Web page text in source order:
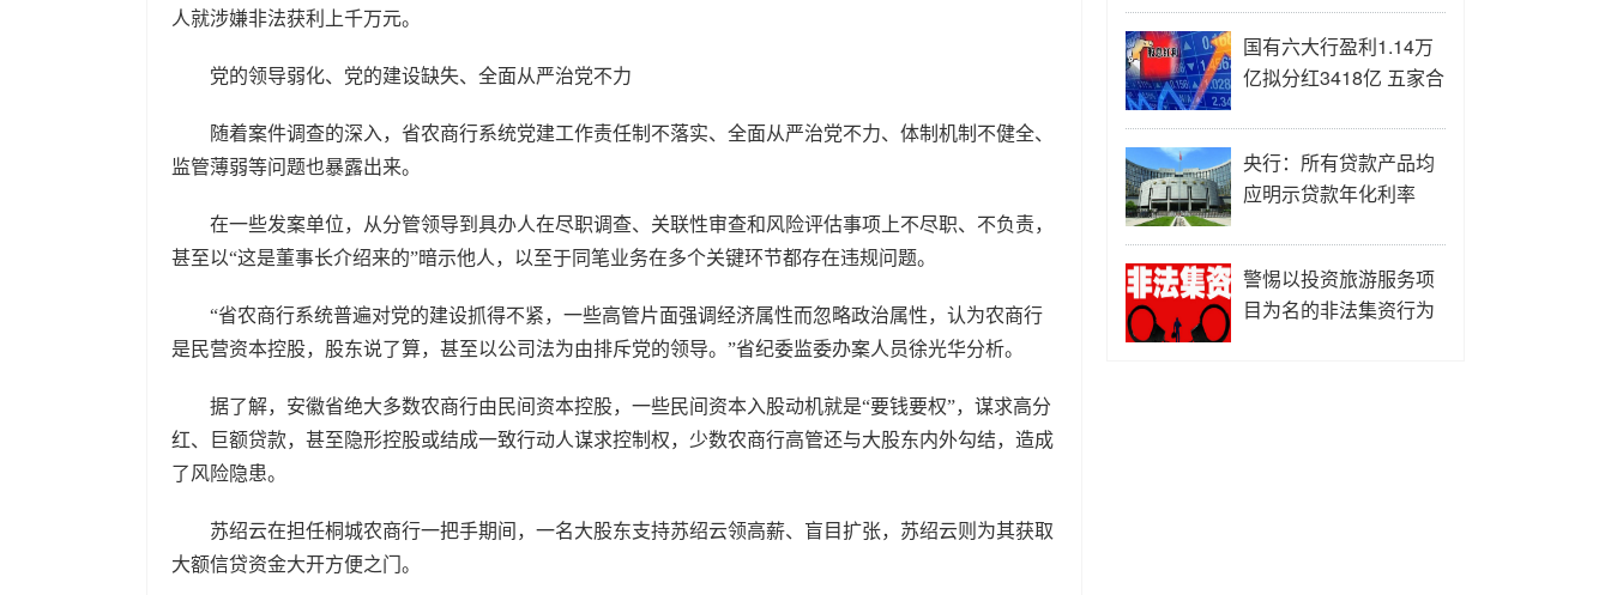
人就涉嫌非法获利上千万元。
党的领导弱化、党的建设缺失、全面从严治党不力
随着案件调查的深入，省农商行系统党建工作责任制不落实、全面从严治党不力、体制机制不健全、
监管薄弱等问题也暴露出来。
在一些发案单位，从分管领导到具办人在尽职调查、关联性审查和风险评估事项上不尽职、不负责，
甚至以“这是董事长介绍来的”暗示他人，以至于同笔业务在多个关键环节都存在违规问题。
“省农商行系统普遍对党的建设抓得不紧，一些高管片面强调经济属性而忽略政治属性，认为农商行
是民营资本控股，股东说了算，甚至以公司法为由排斥党的领导。”省纪委监委办案人员徐光华分析。
据了解，安徽省绝大多数农商行由民间资本控股，一些民间资本入股动机就是“要钱要权”，谋求高分
红、巨额贷款，甚至隐形控股或结成一致行动人谋求控制权，少数农商行高管还与大股东内外勾结，造成
了风险隐患。
苏绍云在担任桐城农商行一把手期间，一名大股东支持苏绍云领高薪、盲目扩张，苏绍云则为其获取
大额信贷资金大开方便之门。
国有六大行盈利1.14万
亿拟分红3418亿 五家合
央行：所有贷款产品均
应明示贷款年化利率
警惕以投资旅游服务项
目为名的非法集资行为